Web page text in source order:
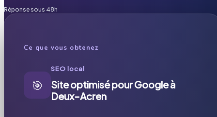
Réponse sous 48h
Ce que vous obtenez
🎯
SEO local
Site optimisé pour Google à
Deux-Acren